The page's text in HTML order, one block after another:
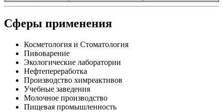
Сферы применения
Косметология и Стоматология
Пивоварение
Экологические лаборатории
Нефтепереработка
Производство химреактивов
Учебные заведения
Молочное производство
Пищевая промышленность